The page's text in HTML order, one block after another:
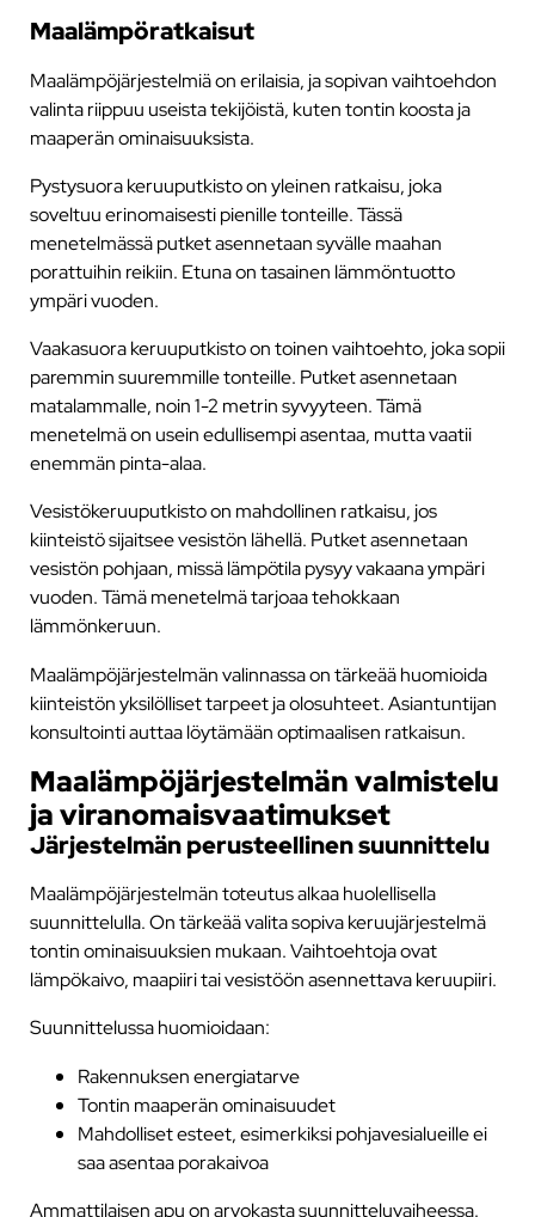
Maalämpöratkaisut
Maalämpöjärjestelmiä on erilaisia, ja sopivan vaihtoehdon
valinta riippuu useista tekijöistä, kuten tontin koosta ja
maaperän ominaisuuksista.
Pystysuora keruuputkisto on yleinen ratkaisu, joka
soveltuu erinomaisesti pienille tonteille. Tässä
menetelmässä putket asennetaan syvälle maahan
porattuihin reikiin. Etuna on tasainen lämmöntuotto
ympäri vuoden.
Vaakasuora keruuputkisto on toinen vaihtoehto, joka sopii
paremmin suuremmille tonteille. Putket asennetaan
matalammalle, noin 1-2 metrin syvyyteen. Tämä
menetelmä on usein edullisempi asentaa, mutta vaatii
enemmän pinta-alaa.
Vesistökeruuputkisto on mahdollinen ratkaisu, jos
kiinteistö sijaitsee vesistön lähellä. Putket asennetaan
vesistön pohjaan, missä lämpötila pysyy vakaana ympäri
vuoden. Tämä menetelmä tarjoaa tehokkaan
lämmönkeruun.
Maalämpöjärjestelmän valinnassa on tärkeää huomioida
kiinteistön yksilölliset tarpeet ja olosuhteet. Asiantuntijan
konsultointi auttaa löytämään optimaalisen ratkaisun.
Maalämpöjärjestelmän valmistelu
ja viranomaisvaatimukset
Järjestelmän perusteellinen suunnittelu
Maalämpöjärjestelmän toteutus alkaa huolellisella
suunnittelulla. On tärkeää valita sopiva keruujärjestelmä
tontin ominaisuuksien mukaan. Vaihtoehtoja ovat
lämpökaivo, maapiiri tai vesistöön asennettava keruupiiri.
Suunnittelussa huomioidaan:
Rakennuksen energiatarve
Tontin maaperän ominaisuudet
Mahdolliset esteet, esimerkiksi pohjavesialueille ei
saa asentaa porakaivoa
Ammattilaisen apu on arvokasta suunnitteluvaiheessa.